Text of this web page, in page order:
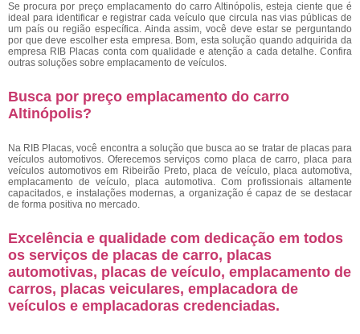
Se procura por preço emplacamento do carro Altinópolis, esteja ciente que é
ideal para identificar e registrar cada veículo que circula nas vias públicas de
um país ou região específica. Ainda assim, você deve estar se perguntando
por que deve escolher esta empresa. Bom, esta solução quando adquirida da
empresa RIB Placas conta com qualidade e atenção a cada detalhe. Confira
outras soluções sobre emplacamento de veículos.
Busca por preço emplacamento do carro
Altinópolis?
Na RIB Placas, você encontra a solução que busca ao se tratar de placas para
veículos automotivos. Oferecemos serviços como placa de carro, placa para
veículos automotivos em Ribeirão Preto, placa de veículo, placa automotiva,
emplacamento de veículo, placa automotiva. Com profissionais altamente
capacitados, e instalações modernas, a organização é capaz de se destacar
de forma positiva no mercado.
Excelência e qualidade com dedicação em todos
os serviços de placas de carro, placas
automotivas, placas de veículo, emplacamento de
carros, placas veiculares, emplacadora de
veículos e emplacadoras credenciadas.